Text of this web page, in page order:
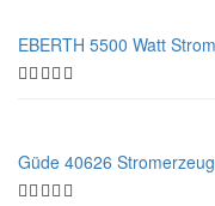
EBERTH 5500 Watt
Güde 40626